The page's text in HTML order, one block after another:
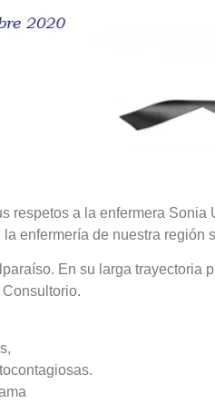
a la enfermera
enfermería de nuestra región
En su larga trayectoria